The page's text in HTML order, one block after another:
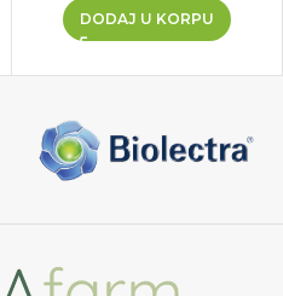
DODAJ U KORPU